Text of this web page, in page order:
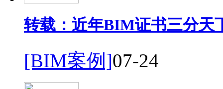
转载：近年BIM证书三分天
[BIM案例]07-24